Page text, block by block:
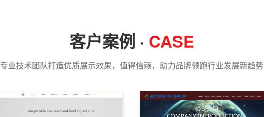
客户案例 · CASE
专业技术团队打造优质展示效果，值得信赖，助力品牌领跑行业发展新趋势